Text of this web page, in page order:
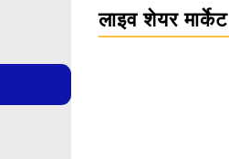
लाइव शेयर मार्केट